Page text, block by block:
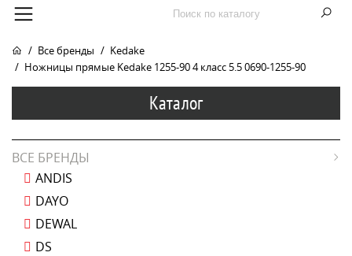
Все бренды
Kedake
Ножницы прямые Kedake 1255-90 4 класс 5.5 0690-1255-90
Каталог
ВСЕ БРЕНДЫ
ANDIS
DAYO
DEWAL
DS